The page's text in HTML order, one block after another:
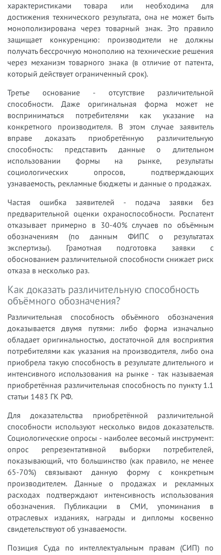
характеристиками товара или необходима для
достижения технического результата, она не может быть
монополизирована через товарный знак. Это правило
защищает конкуренцию: производители не должны
получать бессрочную монополию на технические решения
через механизм товарного знака (в отличие от патента,
который действует ограниченный срок).
Третье основание - отсутствие различительной
способности. Даже оригинальная форма может не
восприниматься потребителями как указание на
конкретного производителя. В этом случае заявитель
вправе доказать приобретённую различительную
способность: представить данные о длительном
использовании формы на рынке, результаты
социологических опросов, подтверждающих
узнаваемость, рекламные бюджеты и данные о продажах.
Частая ошибка заявителей - подача заявки без
предварительной оценки охраноспособности. Роспатент
отказывает примерно в 30-40% случаев по объёмным
обозначениям (по данным ФИПС о результатах
экспертизы). Грамотная подготовка заявки с
обоснованием различительной способности снижает риск
отказа в несколько раз.
Как доказать различительную способность
объёмного обозначения?
Различительная способность объёмного обозначения
доказывается двумя путями: либо форма изначально
обладает оригинальностью, достаточной для восприятия
потребителями как указания на производителя, либо она
приобрела такую способность в результате длительного и
интенсивного использования на рынке - так называемая
приобретённая различительная способность по пункту 1.1
статьи 1483 ГК РФ.
Для доказательства приобретённой различительной
способности используют несколько видов доказательств.
Социологические опросы - наиболее весомый инструмент:
опрос репрезентативной выборки потребителей,
показывающий, что большинство (как правило, не менее
65-70%) связывают данную форму с конкретным
производителем. Данные о продажах и рекламных
расходах подтверждают интенсивность использования
обозначения. Публикации в СМИ, упоминания в
отраслевых изданиях, награды и дипломы косвенно
свидетельствуют об узнаваемости.
Позиция Суда по интеллектуальным правам (СИП) по